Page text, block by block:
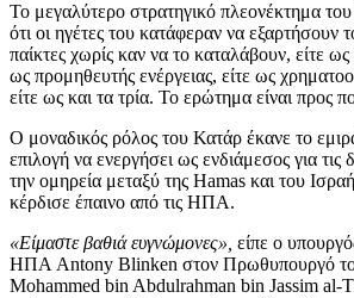
Το μεγαλύτερο στρατηγικό πλεονέκτημα
ότι οι ηγέτες του κατάφεραν να εξαρτήσουν
παίκτες χωρίς καν να το καταλάβουν, είτε
ως προμηθευτής ενέργειας, είτε ως
είτε ως και τα τρία. Το ερώτημα είναι προς
Ο μοναδικός ρόλος του Κατάρ έκανε το
επιλογή να ενεργήσει ως ενδιάμεσος για τις
την ομηρεία μεταξύ της Hamas και του
κέρδισε έπαινο από τις ΗΠΑ.
«Είμαστε βαθιά ευγνώμονες», είπε ο
ΗΠΑ Antony Blinken στον Πρωθυπουργό
Mohammed bin Abdulrahman bin Jassim al-